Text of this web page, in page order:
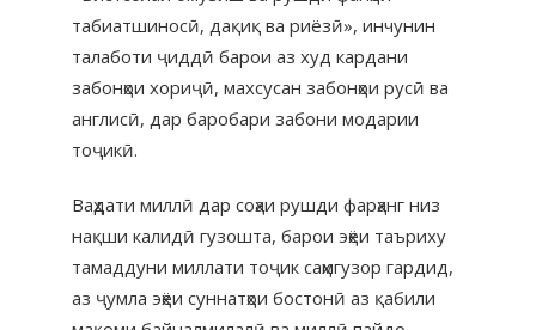
табиатшиносӣ, дақиқ ва риёзӣ», инчунин
талаботи ҷиддӣ барои аз худ кардани
забонҳои хориҷӣ, махсусан забонҳои русӣ ва
англисӣ, дар баробари забони модарии
тоҷикӣ.
Ваҳдати миллӣ дар соҳаи рушди фарҳанг низ
нақши калидӣ гузошта, барои эҳёи таъриху
тамаддуни миллати тоҷик саҳмгузор гардид,
аз ҷумла эҳёи суннатҳои бостонӣ аз қабили